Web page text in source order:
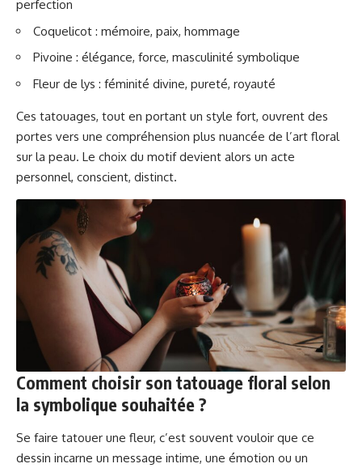
perfection
Coquelicot : mémoire, paix, hommage
Pivoine : élégance, force, masculinité symbolique
Fleur de lys : féminité divine, pureté, royauté
Ces tatouages, tout en portant un style fort, ouvrent des
portes vers une compréhension plus nuancée de l’art floral
sur la peau. Le choix du motif devient alors un acte
personnel, conscient, distinct.
Comment choisir son tatouage floral selon
la symbolique souhaitée ?
Se faire tatouer une fleur, c’est souvent vouloir que ce
dessin incarne un message intime, une émotion ou un